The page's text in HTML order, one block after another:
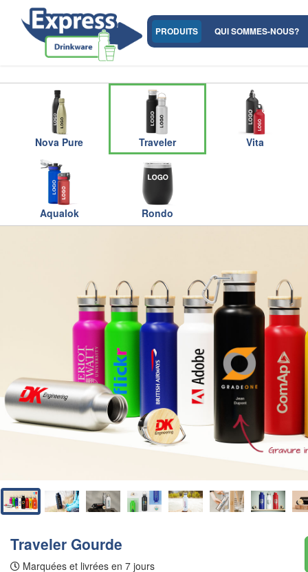
PRODUITS QUI SOMMES-NOUS?
Nova Pure Traveler Vita
Aqualok Rondo
Traveler Gourde
Marquées et livrées en 7 jours